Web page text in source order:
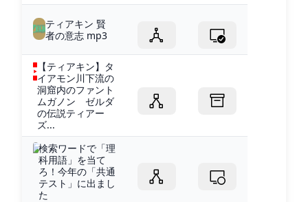
ティアキン 賢
者の意志 mp3
【ティアキン】タ
イアモン川下流の
洞窟内のファント
ムガノン ゼルダ
の伝説ティアー
ズ...
検索ワードで「理
科用語」を当て
ろ！今年の「共通
テスト」に出まし
た